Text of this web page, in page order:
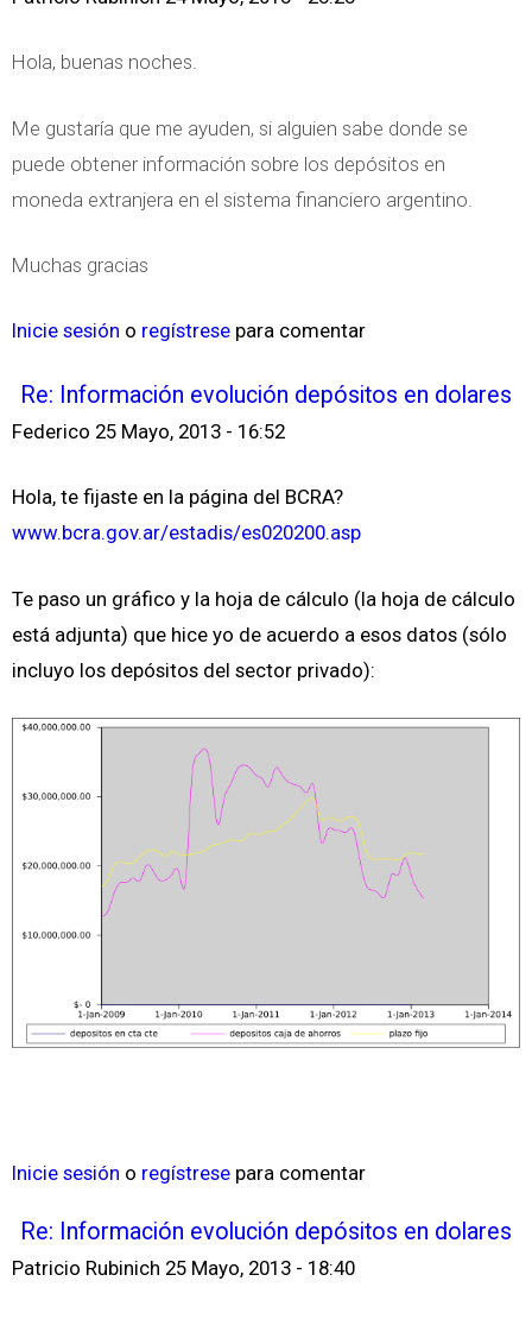
Hola, buenas noches.
Me gustaría que me ayuden, si alguien sabe donde se
puede obtener información sobre los depósitos en
moneda extranjera en el sistema financiero argentino.
Muchas gracias
Inicie sesión o regístrese para comentar
Re: Información evolución depósitos en dolares
Federico 25 Mayo, 2013 - 16:52
Hola, te fijaste en la página del BCRA?
www.bcra.gov.ar/estadis/es020200.asp
Te paso un gráfico y la hoja de cálculo (la hoja de cálculo
está adjunta) que hice yo de acuerdo a esos datos (sólo
incluyo los depósitos del sector privado):
Inicie sesión o regístrese para comentar
Re: Información evolución depósitos en dolares
Patricio Rubinich 25 Mayo, 2013 - 18:40